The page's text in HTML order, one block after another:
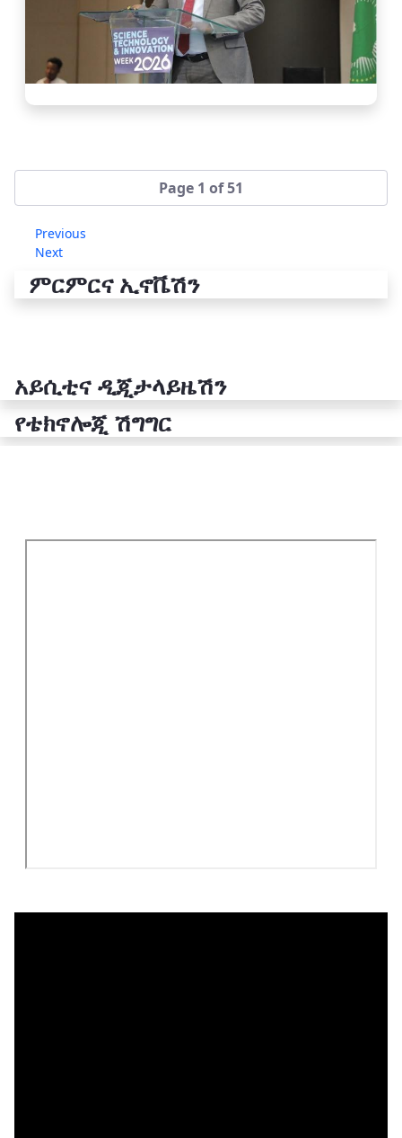
Page 1 of 51
Previous
Next
ምርምርና ኢኖቬሽን
አይሲቲና ዲጂታላይዜሽን
የቴክኖሎጂ ሽግግር